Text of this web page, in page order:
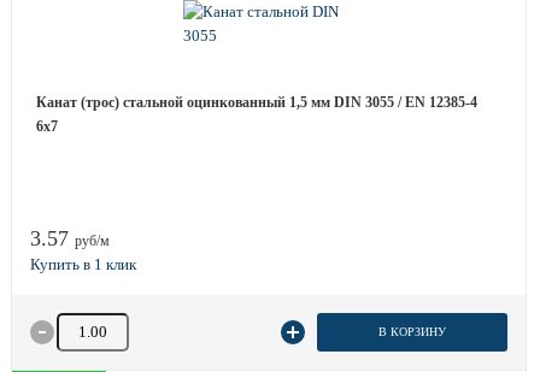
Канат (трос) стальной оцинкованный 1,5 мм DIN 3055 / EN 12385-4
6x7
3.57 руб/м
Количество товара В КОРЗИНУ